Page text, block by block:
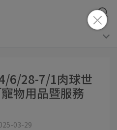
6/28-7/1肉球世
物用品暨服務
03-29